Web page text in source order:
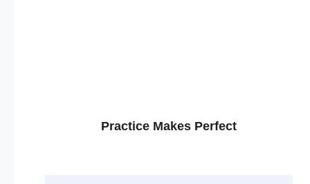
Practice Makes Perfect